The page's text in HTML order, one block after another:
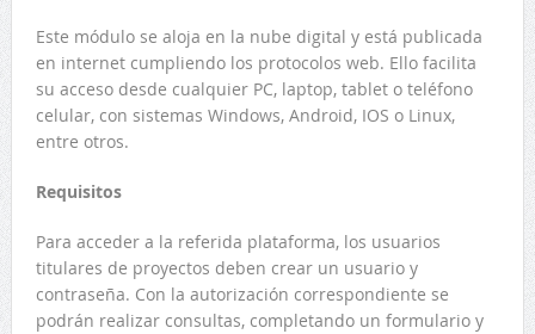
Este módulo se aloja en la nube digital y está publicada
en internet cumpliendo los protocolos web. Ello facilita
su acceso desde cualquier PC, laptop, tablet o teléfono
celular, con sistemas Windows, Android, IOS o Linux,
entre otros.
Requisitos
Para acceder a la referida plataforma, los usuarios
titulares de proyectos deben crear un usuario y
contraseña. Con la autorización correspondiente se
podrán realizar consultas, completando un formulario y